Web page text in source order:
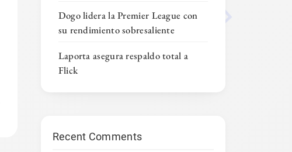
Dogo lidera la Premier League con
su rendimiento sobresaliente
Laporta asegura respaldo total a
Flick
Recent Comments